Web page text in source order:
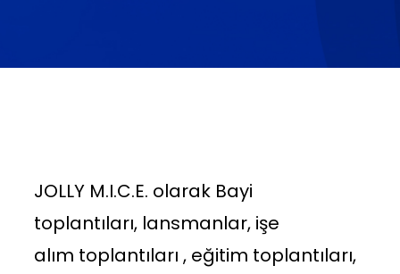
JOLLY M.I.C.E. olarak Bayi
toplantıları, lansmanlar, işe
alım toplantıları , eğitim toplantıları,